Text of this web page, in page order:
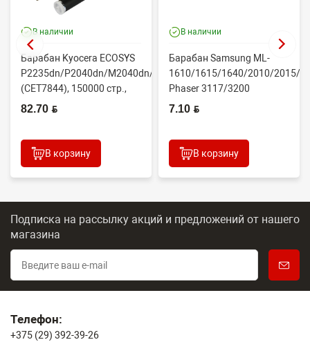
В наличии
Барабан Kyocera ECOSYS
P2235dn/P2040dn/M2040dn/M2540dw
(CET7844), 150000 стр.,
Япония
82.70 BYN
В корзину
В наличии
Барабан Samsung ML-
1610/1615/1640/2010/2015/
Phaser 3117/3200
(CONTENT)
7.10 BYN
В корзину
Подписка на рассылку акций и предложений от нашего
магазина
Телефон:
+375 (29) 392-39-26